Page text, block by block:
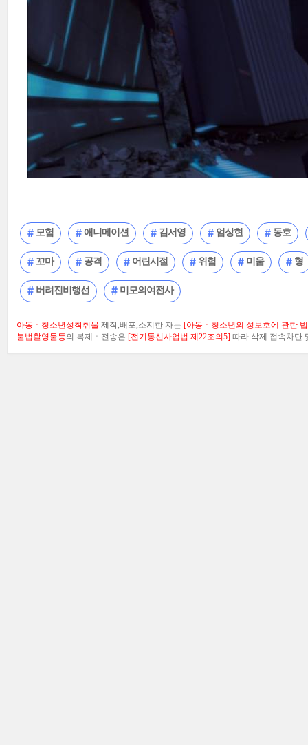
모험 애니메이션 김서영 엄상현 동호
꼬마 공격 어린시절 위험 미움 형
버려진비행선 미모의여전사
아동ㆍ청소년성착취물 제작,배포,소지한 자는 [아동ㆍ청소년의 성보호에 관한
불법촬영물등의 복제ㆍ전송은 [전기통신사업법 제22조의5] 따라 삭제.접속차단